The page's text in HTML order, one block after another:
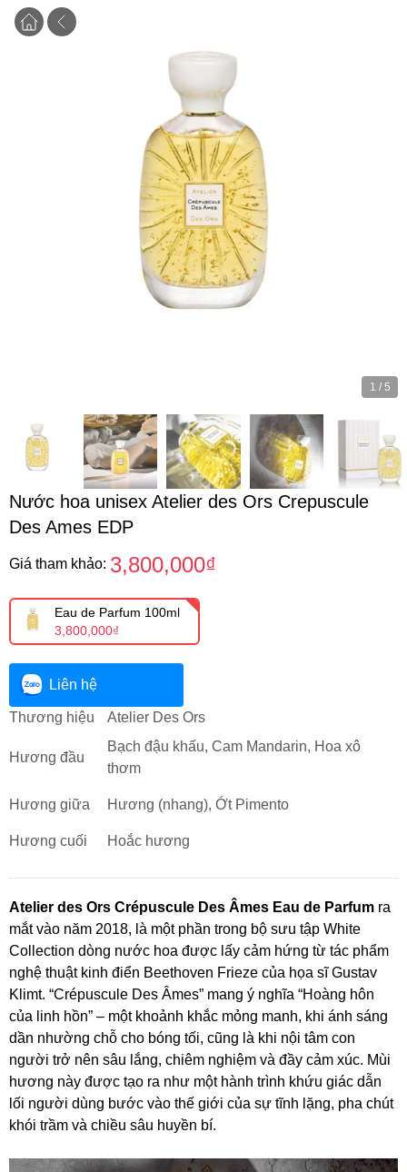
1 / 5
Nước hoa unisex Atelier des Ors Crepuscule
Des Ames EDP
Giá tham khảo: 3,800,000₫
Eau de Parfum 100ml
3,800,000₫
Liên hệ
Thương hiệu Atelier Des Ors
Hương đầu
Bạch đậu khấu, Cam Mandarin, Hoa xô
thơm
Hương giữa Hương (nhang), Ớt Pimento
Hương cuối Hoắc hương
Atelier des Ors Crépuscule Des Âmes Eau de Parfum ra
mắt vào năm 2018, là một phần trong bộ sưu tập White
Collection dòng nước hoa được lấy cảm hứng từ tác phẩm
nghệ thuật kinh điển Beethoven Frieze của họa sĩ Gustav
Klimt. “Crépuscule Des Âmes” mang ý nghĩa “Hoàng hôn
của linh hồn” – một khoảnh khắc mỏng manh, khi ánh sáng
dần nhường chỗ cho bóng tối, cũng là khi nội tâm con
người trở nên sâu lắng, chiêm nghiệm và đầy cảm xúc. Mùi
hương này được tạo ra như một hành trình khứu giác dẫn
lối người dùng bước vào thế giới của sự tĩnh lặng, pha chút
khói trầm và chiều sâu huyền bí.